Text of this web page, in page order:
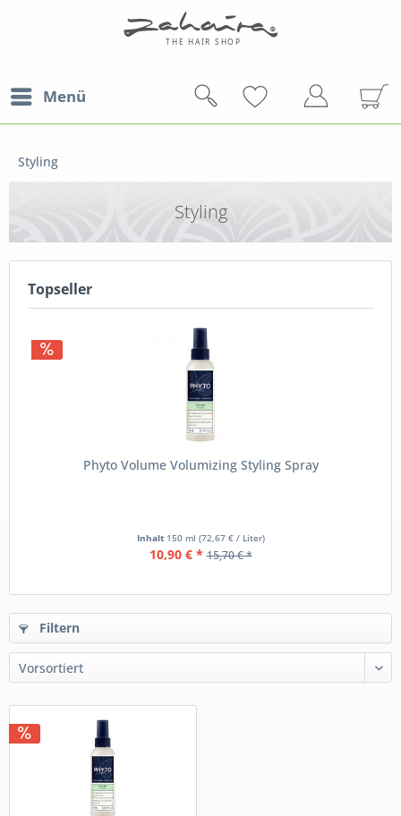
Menü
Styling
Styling
Topseller
Phyto Volume Volumizing Styling Spray
Inhalt 150 ml (72,67 € / Liter)
10,90 € * 15,70 € *
Filtern